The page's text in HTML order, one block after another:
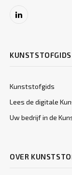
LinkedIn
KUNSTSTOFGIDS
Kunststofgids
Lees de digitale
Uw bedrijf in de
OVER